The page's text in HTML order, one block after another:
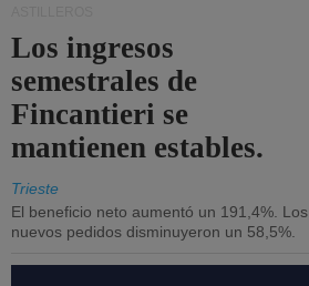
Los ingresos
semestrales de
Fincantieri se
mantienen estables.
Trieste
El beneficio neto aumentó un 191,4%. Los
nuevos pedidos disminuyeron un 58,5%.